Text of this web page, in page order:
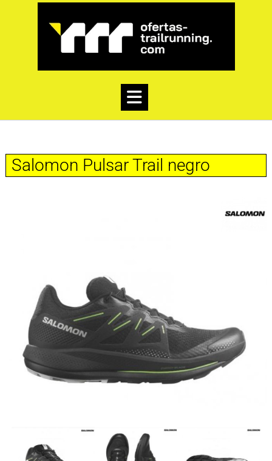
Salomon Pulsar Trail negro